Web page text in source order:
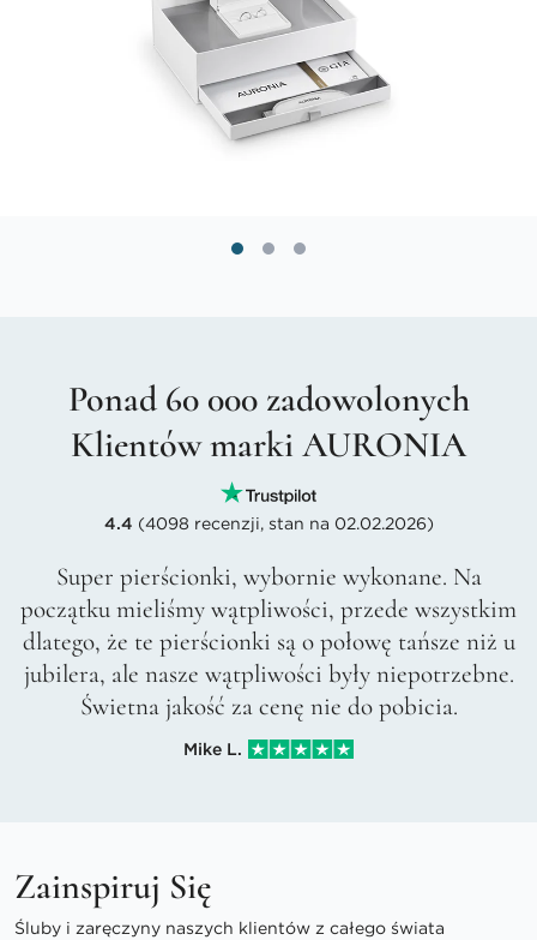
Ponad 60 000 zadowolonych
Klientów marki AURONIA
4.4 (4098 recenzji, stan na 02.02.2026)
Super pierścionki, wybornie wykonane. Na
początku mieliśmy wątpliwości, przede wszystkim
dlatego, że te pierścionki są o połowę tańsze niż u
jubilera, ale nasze wątpliwości były niepotrzebne.
Świetna jakość za cenę nie do pobicia.
Mike L.
Zainspiruj Się
Śluby i zaręczyny naszych klientów z całego świata